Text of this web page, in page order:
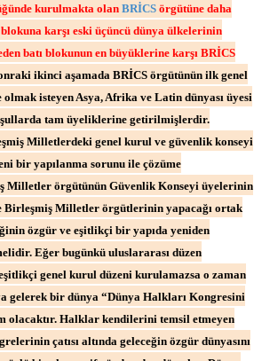
kurulmakta olan BRİCS örgütüne daha
karşı eski üçüncü dünya ülkelerinin
batı blokunun en büyüklerine karşı BRİCS
ikinci aşamada BRİCS örgütünün ilk genel
isteyen Asya, Afrika ve Latin dünyası üyesi
tam üyeliklerine getirilmişlerdir.
Milletlerdeki genel kurul ve güvenlik konseyi
bir yapılanma sorunu ile çözüme
Milletler örgütünün Güvenlik Konseyi üyelerinin
Birleşmiş Milletler örgütlerinin yapacağı ortak
özgür ve eşitlikçi bir yapıda yeniden
Eğer bugünkü uluslararası düzen
genel kurul düzeni kurulamazsa o zaman
gelerek bir dünya “Dünya Halkları Kongresini
olacaktır. Halklar kendilerini temsil etmeyen
çatısı altında geleceğin özgür dünyasını